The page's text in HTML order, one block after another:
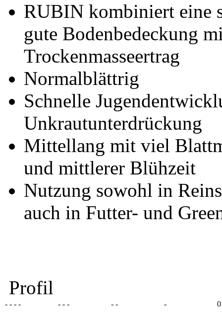
RUBIN kombiniert eine
gute Bodenbedeckung
Trockenmasseertrag
Normalblättrig
Schnelle
Unkrautunterdrückung
Mittellang mit viel
und mittlerer Blühzeit
Nutzung sowohl in
auch in Futter- und
Profil
- - - - - - - - - - 0